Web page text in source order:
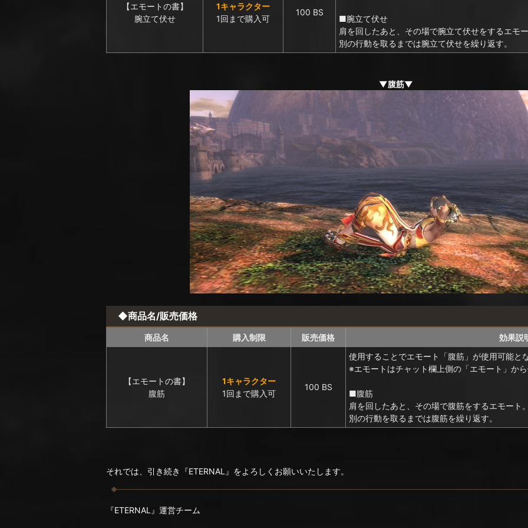
【エモートの書】
腕立て伏せ
1キャラクター
1回まで購入可
100 BS
■腕立て伏せ
肩を回したあと、その場で腕立て伏せをするエモ
別の行動を取るまでは腕立て伏せを繰り返す。
▼腹筋▼
◆商品名/販売価格
商品名 購入制限 販売価格 効果説
【エモートの書】
腹筋
1キャラクター
1回まで購入可
100 BS
使用することでエモート「腹筋」が使用可能と
※エモートはチャット欄上側の「エモート」か
■腹筋
肩を回したあと、その場で腹筋をするエモート
別の行動を取るまでは腹筋を繰り返す。
それでは、引き続き『ETERNAL』をよろしくお願いいたします。
『ETERNAL』運営チーム